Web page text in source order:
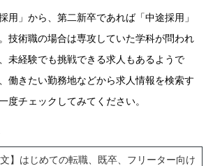
用」から、第二新卒であれば「中途採用」
技術職の場合は専攻していた学科が問われ
未経験でも挑戦できる求人もあるようで
働きたい勤務地などから求人情報を検索す
度チェックしてみてください。
文】はじめての転職、既卒、フリーター向け